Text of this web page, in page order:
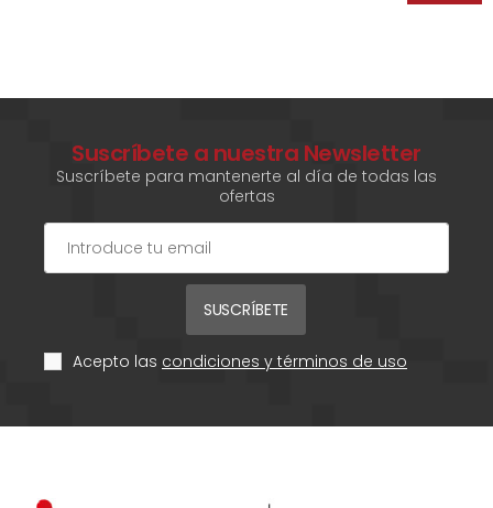
Suscríbete a nuestra Newsletter
Suscríbete para mantenerte al día de todas las
ofertas
SUSCRÍBETE
Acepto las condiciones y términos de uso